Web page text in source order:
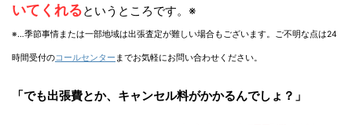
いてくれるというところです。※
※…季節事情または一部地域は出張査定が難しい場合もございます。ご不明な点は24
時間受付のコールセンター までお気軽にお問い合わせください。
「でも出張費とか、キャンセル料がかかるんでしょ？」